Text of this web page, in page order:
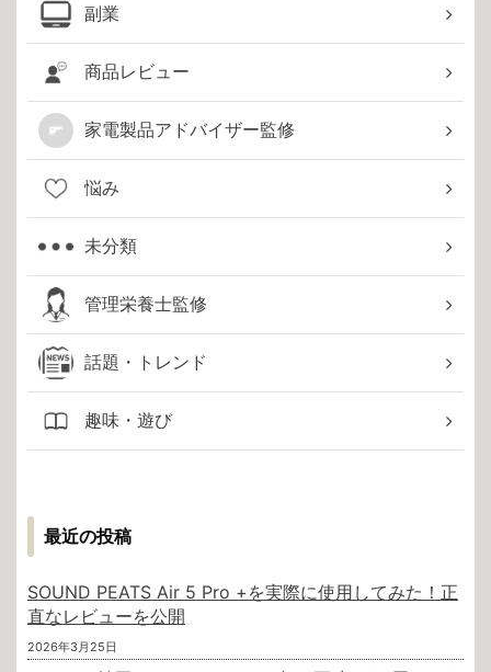
副業
商品レビュー
家電製品アドバイザー監修
悩み
未分類
管理栄養士監修
話題・トレンド
趣味・遊び
最近の投稿
SOUND PEATS Air 5 Pro +を実際に使用してみた！正
直なレビューを公開
2026年3月25日